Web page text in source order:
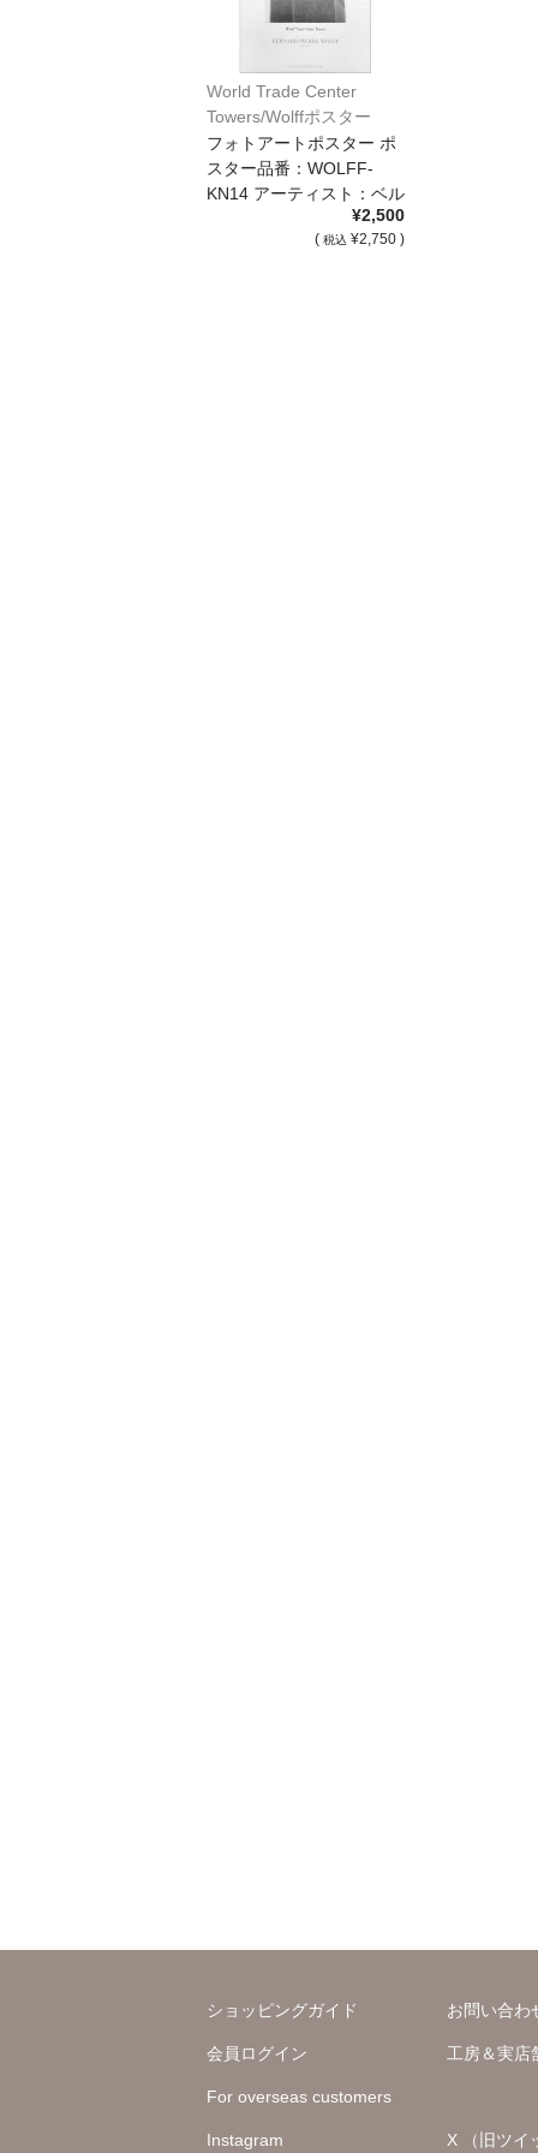
World Trade Center
Towers/Wolffポスター
[KN14]
フォトアートポスター ポ
スター品番：WOLFF-
KN14 アーティスト：ベル
¥2,500
( 税込 ¥2,750 )
ショッピングガイド お問い合わ
会員ログイン 工房＆実店
For overseas customers
Instagram X （旧ツイ